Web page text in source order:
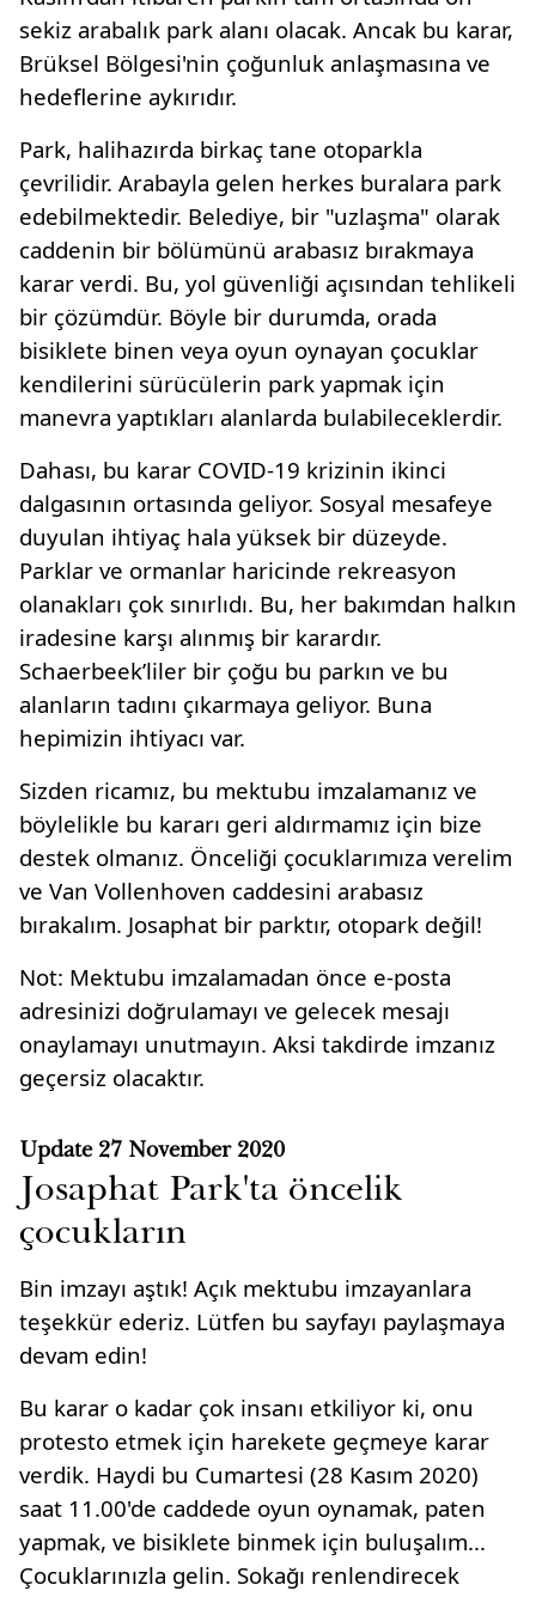
sekiz arabalık park alanı olacak. Ancak bu karar,
Brüksel Bölgesi'nin çoğunluk anlaşmasına ve
hedeflerine aykırıdır.
Park, halihazırda birkaç tane otoparkla
çevrilidir. Arabayla gelen herkes buralara park
edebilmektedir. Belediye, bir "uzlaşma" olarak
caddenin bir bölümünü arabasız bırakmaya
karar verdi. Bu, yol güvenliği açısından tehlikeli
bir çözümdür. Böyle bir durumda, orada
bisiklete binen veya oyun oynayan çocuklar
kendilerini sürücülerin park yapmak için
manevra yaptıkları alanlarda bulabileceklerdir.
Dahası, bu karar COVID-19 krizinin ikinci
dalgasının ortasında geliyor. Sosyal mesafeye
duyulan ihtiyaç hala yüksek bir düzeyde.
Parklar ve ormanlar haricinde rekreasyon
olanakları çok sınırlıdı. Bu, her bakımdan halkın
iradesine karşı alınmış bir karardır.
Schaerbeek’liler bir çoğu bu parkın ve bu
alanların tadını çıkarmaya geliyor. Buna
hepimizin ihtiyacı var.
Sizden ricamız, bu mektubu imzalamanız ve
böylelikle bu kararı geri aldırmamız için bize
destek olmanız. Önceliği çocuklarımıza verelim
ve Van Vollenhoven caddesini arabasız
bırakalım. Josaphat bir parktır, otopark değil!
Not: Mektubu imzalamadan önce e-posta
adresinizi doğrulamayı ve gelecek mesajı
onaylamayı unutmayın. Aksi takdirde imzanız
geçersiz olacaktır.
Update 27 November 2020
Josaphat Park'ta öncelik
çocukların
Bin imzayı aştık! Açık mektubu imzayanlara
teşekkür ederiz. Lütfen bu sayfayı paylaşmaya
devam edin!
Bu karar o kadar çok insanı etkiliyor ki, onu
protesto etmek için harekete geçmeye karar
verdik. Haydi bu Cumartesi (28 Kasım 2020)
saat 11.00'de caddede oyun oynamak, paten
yapmak, ve bisiklete binmek için buluşalım...
Çocuklarınızla gelin. Sokağı renlendirecek